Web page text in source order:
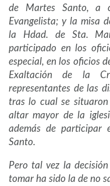
de Martes Santo, a
Evangelista; y la misa
la Hdad. de Sta.
participado en los
especial, en los oficios
Exaltación de la
representantes de las
tras lo cual se
altar mayor de la
además de participar
Santo.
Pero tal vez la
tomar ha sido la de no